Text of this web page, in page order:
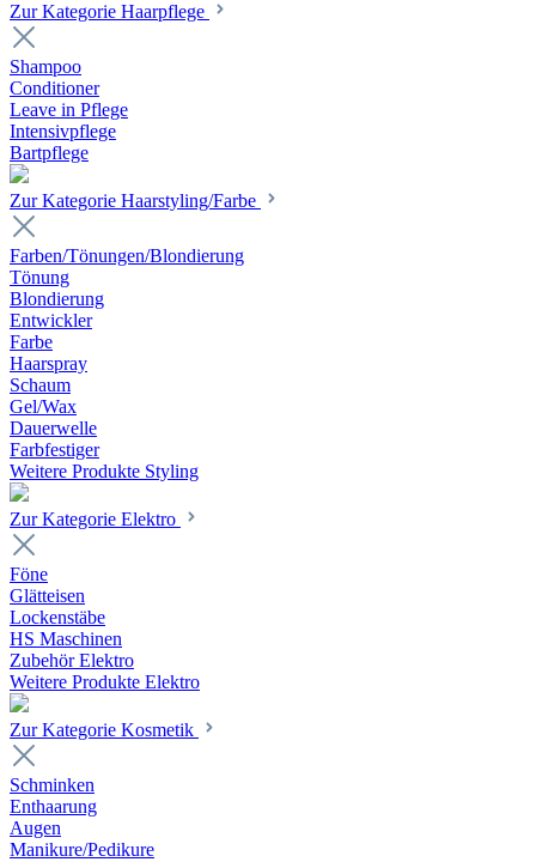
Zur Kategorie Haarpflege
Shampoo
Conditioner
Leave in Pflege
Intensivpflege
Bartpflege
Zur Kategorie Haarstyling/Farbe
Farben/Tönungen/Blondierung
Tönung
Blondierung
Entwickler
Farbe
Haarspray
Schaum
Gel/Wax
Dauerwelle
Farbfestiger
Weitere Produkte Styling
Zur Kategorie Elektro
Föne
Glätteisen
Lockenstäbe
HS Maschinen
Zubehör Elektro
Weitere Produkte Elektro
Zur Kategorie Kosmetik
Schminken
Enthaarung
Augen
Manikure/Pedikure